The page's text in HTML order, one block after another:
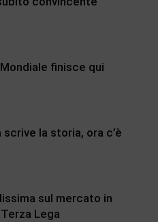
finisce qui
scrive la storia, ora c’è
sul mercato in
Lega